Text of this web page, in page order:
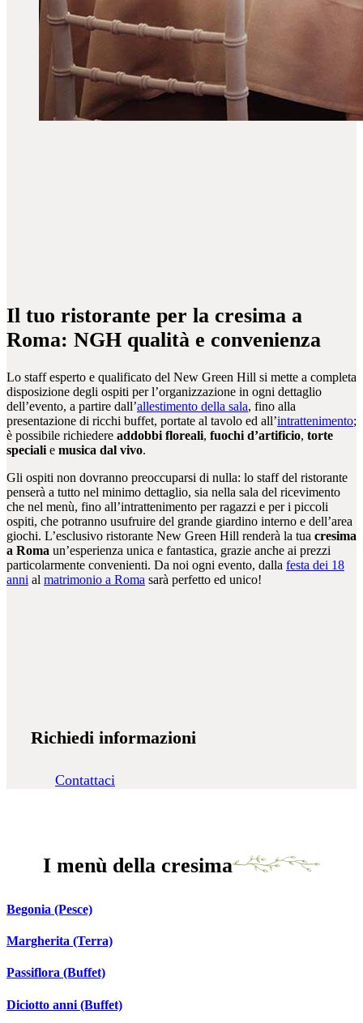
Il tuo ristorante per la cresima a
Roma: NGH qualità e convenienza
Lo staff esperto e qualificato del New Green Hill si mette a completa
disposizione degli ospiti per l’organizzazione in ogni dettaglio
dell’evento, a partire dall’allestimento della sala, fino alla
presentazione di ricchi buffet, portate al tavolo ed all’intrattenimento;
è possibile richiedere addobbi floreali, fuochi d’artificio, torte
speciali e musica dal vivo.
Gli ospiti non dovranno preoccuparsi di nulla: lo staff del ristorante
penserà a tutto nel minimo dettaglio, sia nella sala del ricevimento
che nel menù, fino all’intrattenimento per ragazzi e per i piccoli
ospiti, che potranno usufruire del grande giardino interno e dell’area
giochi. L’esclusivo ristorante New Green Hill renderà la tua cresima
a Roma un’esperienza unica e fantastica, grazie anche ai prezzi
particolarmente convenienti. Da noi ogni evento, dalla festa dei 18
anni al matrimonio a Roma sarà perfetto ed unico!
Richiedi informazioni
Contattaci
I menù della cresima
Begonia (Pesce)
Margherita (Terra)
Passiflora (Buffet)
Diciotto anni (Buffet)